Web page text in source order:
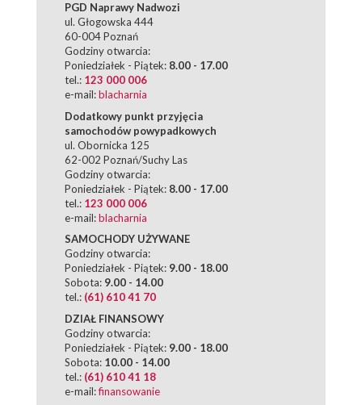
PGD Naprawy Nadwozi
ul. Głogowska 444
60-004 Poznań
Godziny otwarcia:
Poniedziałek - Piątek: 8.00 - 17.00
tel.: 123 000 006
e-mail:blacharnia
Dodatkowy punkt przyjęcia
samochodów powypadkowych
ul. Obornicka 125
62-002 Poznań/Suchy Las
Godziny otwarcia:
Poniedziałek - Piątek: 8.00 - 17.00
tel.: 123 000 006
e-mail:blacharnia
SAMOCHODY UŻYWANE
Godziny otwarcia:
Poniedziałek - Piątek: 9.00 - 18.00
Sobota: 9.00 - 14.00
tel.: (61) 610 41 70
DZIAŁ FINANSOWY
Godziny otwarcia:
Poniedziałek - Piątek: 9.00 - 18.00
Sobota: 10.00 - 14.00
tel.: (61) 610 41 18
e-mail:finansowanie